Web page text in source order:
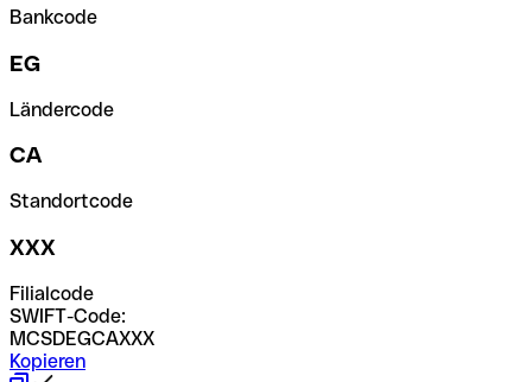
Bankcode
EG
Ländercode
CA
Standortcode
XXX
Filialcode
SWIFT-Code:
MCSDEGCAXXX
Kopieren